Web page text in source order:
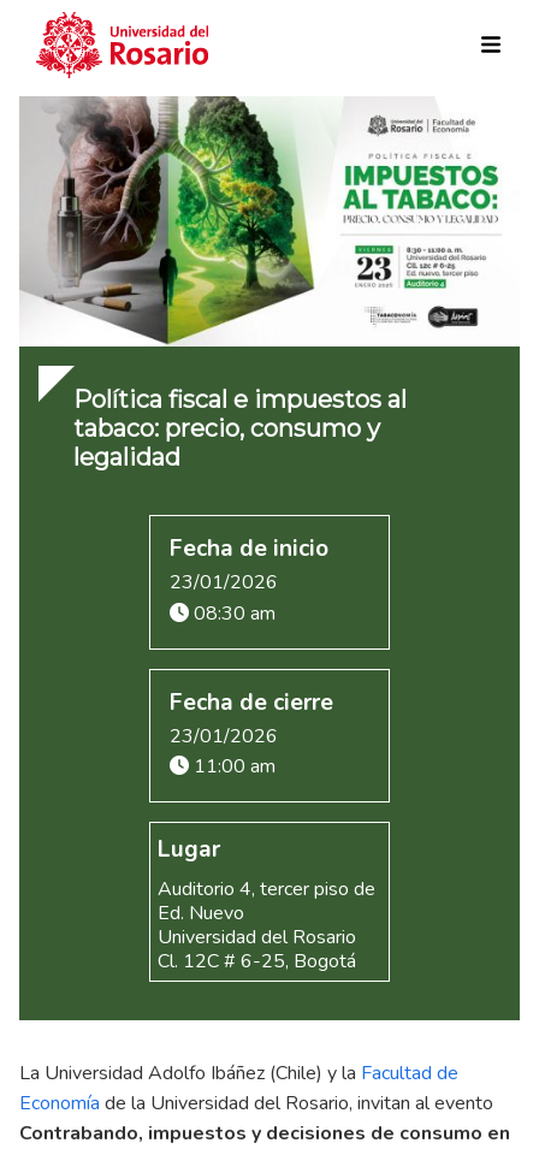
Skip to main content
Política fiscal e impuestos al
tabaco: precio, consumo y
legalidad
Fecha de inicio
23/01/2026
08:30 am
Fecha de cierre
23/01/2026
11:00 am
Lugar
Auditorio 4, tercer piso de
Ed. Nuevo
Universidad del Rosario
Cl. 12C # 6-25, Bogotá
La Universidad Adolfo Ibáñez (Chile) y la Facultad de
Economía de la Universidad del Rosario, invitan al evento
Contrabando, impuestos y decisiones de consumo en